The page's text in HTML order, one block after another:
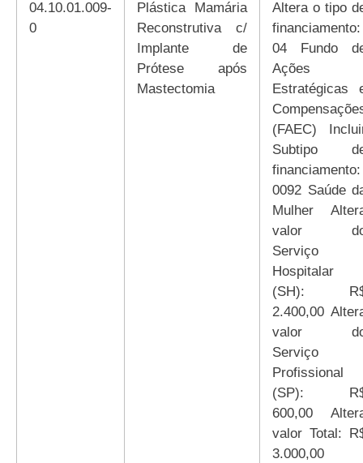
04.10.01.009-
0
Plástica Mamária
Reconstrutiva c/
Implante de
Prótese após
Mastectomia
Altera o tipo de
financiamento:
04 Fundo
Ações
Estratégicas
(FAEC)
Subtipo
financiamento:
0092 Saúde
Mulher
valor
Serviço
Hospitalar
(SH):
2.400,00
valor
Serviço
Profissional
(SP):
600,00
valor Total:
3.000,00